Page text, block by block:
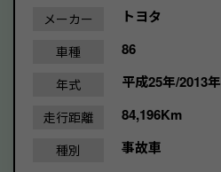
メーカー トヨタ
車種 86
年式 平成25年/2013年
走行距離 84,196Km
種別 事故車